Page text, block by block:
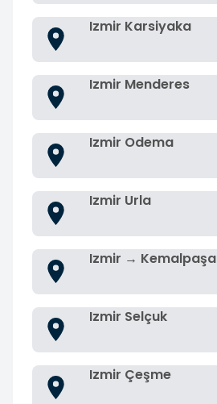
Izmir Karsiyaka
Izmir Menderes
Izmir Odema
Izmir Urla
Izmir → Kemalpaşa
Izmir Selçuk
Izmir Çeşme